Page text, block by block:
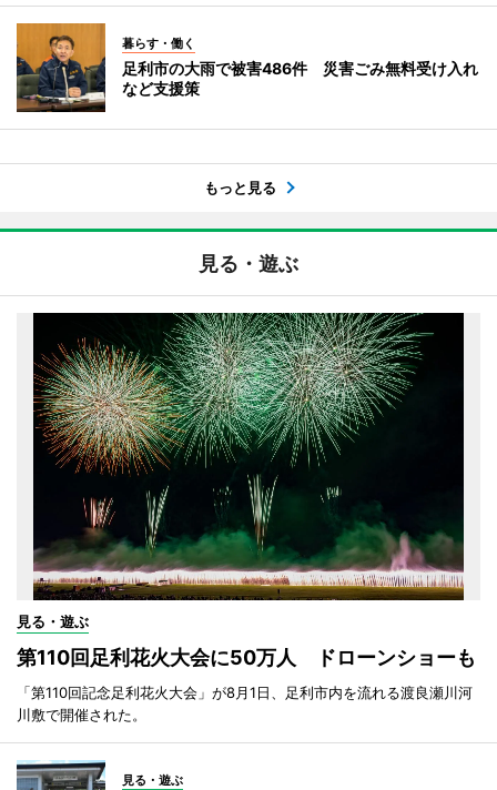
暮らす・働く
足利市の大雨で被害486件 災害ごみ無料受け入れ
など支援策
もっと見る
見る・遊ぶ
見る・遊ぶ
第110回足利花火大会に50万人 ドローンショーも
「第110回記念足利花火大会」が8月1日、足利市内を流れる渡良瀬川河
川敷で開催された。
見る・遊ぶ